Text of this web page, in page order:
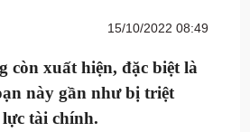
15/10/2022 08:49
xuất hiện, đặc biệt là
này gần như bị triệt
tài chính.